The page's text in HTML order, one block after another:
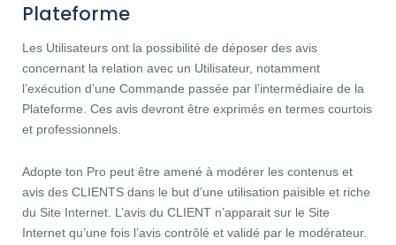
Plateforme
Les Utilisateurs ont la possibilité de déposer des avis
concernant la relation avec un Utilisateur, notamment
l’exécution d’une Commande passée par l’intermédiaire de la
Plateforme. Ces avis devront être exprimés en termes courtois
et professionnels.
Adopte ton Pro peut être amené à modérer les contenus et
avis des CLIENTS dans le but d’une utilisation paisible et riche
du Site Internet. L’avis du CLIENT n’apparait sur le Site
Internet qu’une fois l’avis contrôlé et validé par le modérateur.